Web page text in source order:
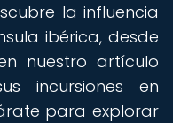
la influencia
ibérica, desde
nuestro artículo
incursiones en
para explorar